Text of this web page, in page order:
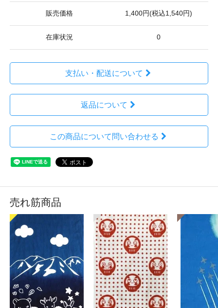
販売価格 1,400円(税込1,540円)
在庫状況 0
支払い・配送について
返品について
この商品について問い合わせる
売れ筋商品